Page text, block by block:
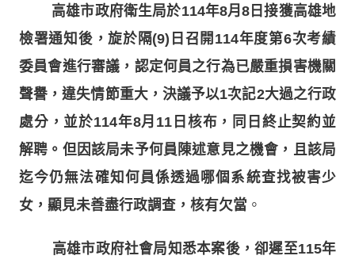
高雄市政府衛生局於114年8月8日接獲高雄地
檢署通知後，旋於隔(9)日召開114年度第6次考績
委員會進行審議，認定何員之行為已嚴重損害機關
聲譽，違失情節重大，決議予以1次記2大過之行政
處分，並於114年8月11日核布，同日終止契約並
解聘。但因該局未予何員陳述意見之機會，且該局
迄今仍無法確知何員係透過哪個系統查找被害少
女，顯見未善盡行政調查，核有欠當 。
高雄市政府社會局知悉本案後，卻遲至115年